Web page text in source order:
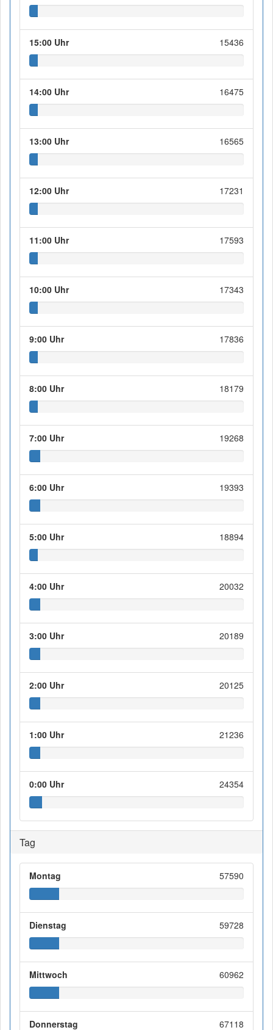
15:00 Uhr 15436
14:00 Uhr 16475
13:00 Uhr 16565
12:00 Uhr 17231
11:00 Uhr 17593
10:00 Uhr 17343
9:00 Uhr 17836
8:00 Uhr 18179
7:00 Uhr 19268
6:00 Uhr 19393
5:00 Uhr 18894
4:00 Uhr 20032
3:00 Uhr 20189
2:00 Uhr 20125
1:00 Uhr 21236
0:00 Uhr 24354
Tag
Montag 57590
Dienstag 59728
Mittwoch 60962
Donnerstag 67118